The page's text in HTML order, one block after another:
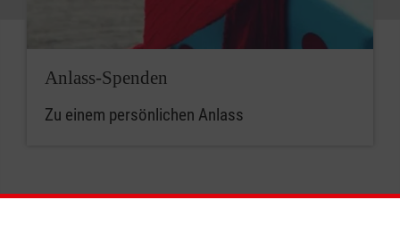
Anlass-Spenden
Zu einem persönlichen Anlass